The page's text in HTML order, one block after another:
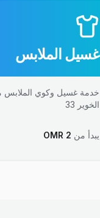
غسيل الملابس
خدمة غسيل وكوي الملابس
الخوير 33
يبدأ من OMR 2